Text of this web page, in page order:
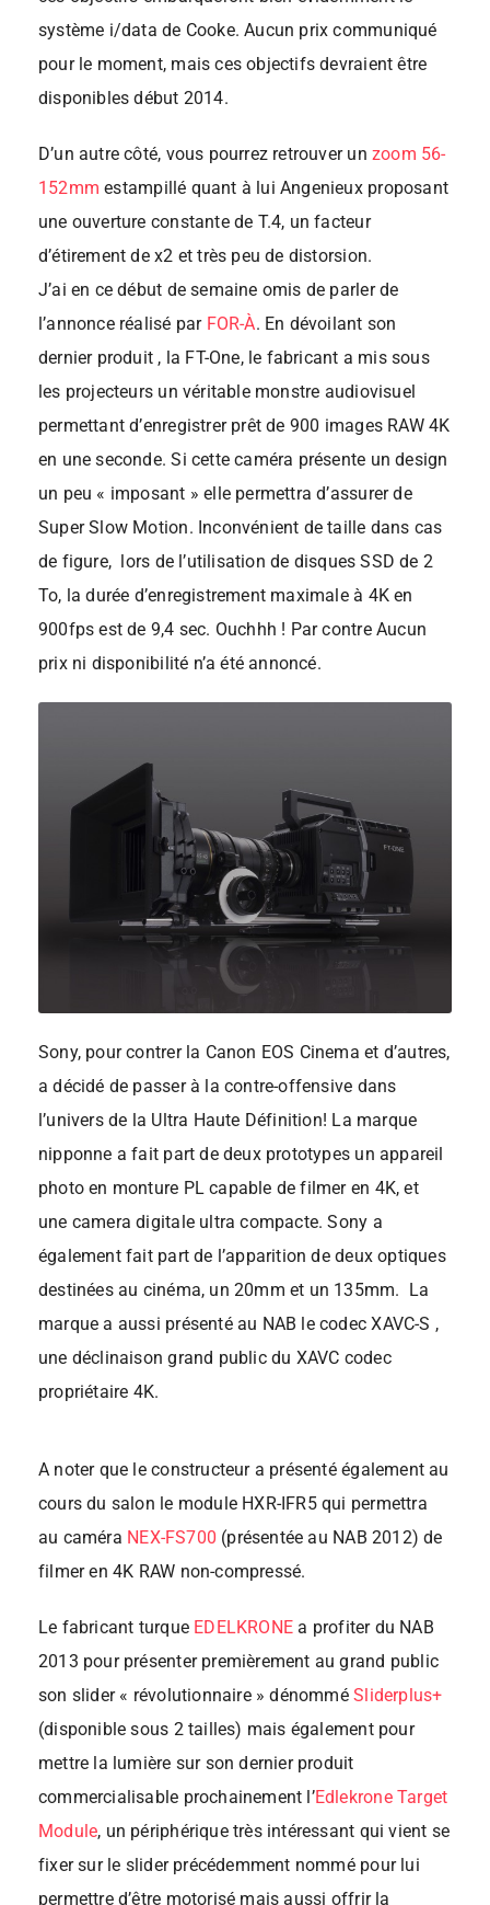
système i/data de Cooke. Aucun prix communiqué
pour le moment, mais ces objectifs devraient être
disponibles début 2014.
D’un autre côté, vous pourrez retrouver un zoom 56-
152mm estampillé quant à lui Angenieux proposant
une ouverture constante de T.4, un facteur
d’étirement de x2 et très peu de distorsion.
J’ai en ce début de semaine omis de parler de
l’annonce réalisé par FOR-À. En dévoilant son
dernier produit , la FT-One, le fabricant a mis sous
les projecteurs un véritable monstre audiovisuel
permettant d’enregistrer prêt de 900 images RAW 4K
en une seconde. Si cette caméra présente un design
un peu « imposant » elle permettra d’assurer de
Super Slow Motion. Inconvénient de taille dans cas
de figure, lors de l’utilisation de disques SSD de 2
To, la durée d’enregistrement maximale à 4K en
900fps est de 9,4 sec. Ouchhh ! Par contre Aucun
prix ni disponibilité n’a été annoncé.
Sony, pour contrer la Canon EOS Cinema et d’autres,
a décidé de passer à la contre-offensive dans
l’univers de la Ultra Haute Définition! La marque
nipponne a fait part de deux prototypes un appareil
photo en monture PL capable de filmer en 4K, et
une camera digitale ultra compacte. Sony a
également fait part de l’apparition de deux optiques
destinées au cinéma, un 20mm et un 135mm. La
marque a aussi présenté au NAB le codec XAVC-S ,
une déclinaison grand public du XAVC codec
propriétaire 4K.
A noter que le constructeur a présenté également au
cours du salon le module HXR-IFR5 qui permettra
au caméra NEX-FS700 (présentée au NAB 2012) de
filmer en 4K RAW non-compressé.
Le fabricant turque EDELKRONE a profiter du NAB
2013 pour présenter premièrement au grand public
son slider « révolutionnaire » dénomméSliderplus+
(disponible sous 2 tailles) mais également pour
mettre la lumière sur son dernier produit
commercialisable prochainement l’Edlekrone Target
Module, un périphérique très intéressant qui vient se
fixer sur le slider précédemment nommé pour lui
permettre d’être motorisé mais aussi offrir la